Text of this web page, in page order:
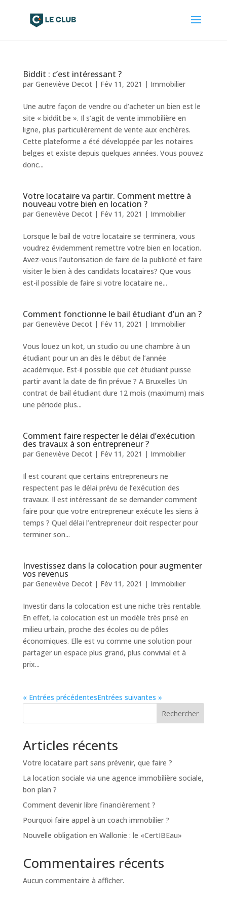
Biddit : c’est intéressant ?
par Geneviève Decot| Fév 11, 2021 | Immobilier
Une autre façon de vendre ou d’acheter un bien est le
site « biddit.be ». Il s’agit de vente immobilière en
ligne, plus particulièrement de vente aux enchères.
Cette plateforme a été développée par les notaires
belges et existe depuis quelques années. Vous pouvez
donc...
Votre locataire va partir. Comment mettre à
nouveau votre bien en location ?
par Geneviève Decot| Fév 11, 2021 | Immobilier
Lorsque le bail de votre locataire se terminera, vous
voudrez évidemment remettre votre bien en location.
Avez-vous l’autorisation de faire de la publicité et faire
visiter le bien à des candidats locataires? Que vous
est-il possible de faire si votre locataire ne...
Comment fonctionne le bail étudiant d’un an ?
par Geneviève Decot| Fév 11, 2021 | Immobilier
Vous louez un kot, un studio ou une chambre à un
étudiant pour un an dès le début de l’année
académique. Est-il possible que cet étudiant puisse
partir avant la date de fin prévue ? A Bruxelles Un
contrat de bail étudiant dure 12 mois (maximum) mais
une période plus...
Comment faire respecter le délai d’exécution
des travaux à son entrepreneur ?
par Geneviève Decot| Fév 11, 2021 | Immobilier
Il est courant que certains entrepreneurs ne
respectent pas le délai prévu de l’exécution des
travaux. Il est intéressant de se demander comment
faire pour que votre entrepreneur exécute les siens à
temps ? Quel délai l’entrepreneur doit respecter pour
terminer son...
Investissez dans la colocation pour augmenter
vos revenus
par Geneviève Decot| Fév 11, 2021 | Immobilier
Investir dans la colocation est une niche très rentable.
En effet, la colocation est un modèle très prisé en
milieu urbain, proche des écoles ou de pôles
économiques. Elle est vu comme une solution pour
partager un espace plus grand, plus convivial et à
prix...
« Entrées précédentesEntrées suivantes »
Rechercher
Articles récents
Votre locataire part sans prévenir, que faire ?
La location sociale via une agence immobilière sociale,
bon plan ?
Comment devenir libre financièrement ?
Pourquoi faire appel à un coach immobilier ?
Nouvelle obligation en Wallonie : le «CertIBEau»
Commentaires récents
Aucun commentaire à afficher.